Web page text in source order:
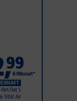
,99
€/Monat*
Net-Flat S
Fitbit Air